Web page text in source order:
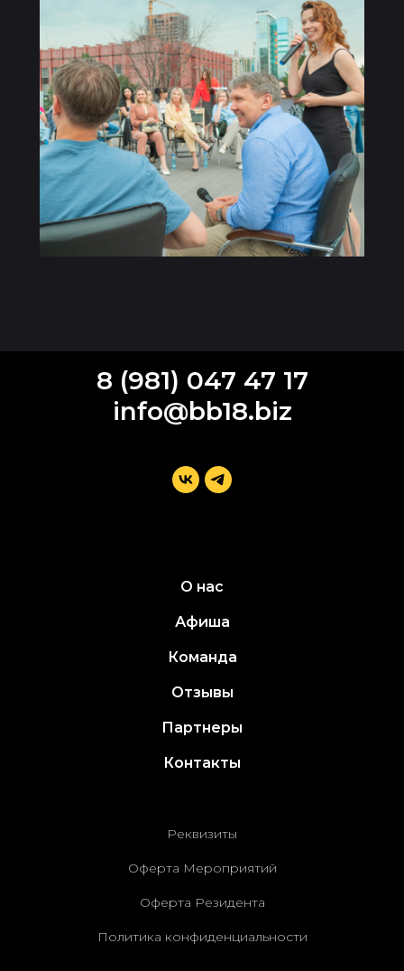
8 (981) 047 47 17
info@bb18.biz
О нас
Афиша
Команда
Отзывы
Партнеры
Контакты
Реквизиты
Оферта Мероприятий
Оферта Резидента
Политика конфиденциальности